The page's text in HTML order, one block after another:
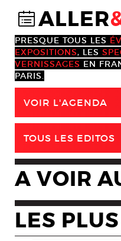
@ALLER
PRESQUE TOUS LES
EXPOSITIONS, LES
VERNISSAGES EN
PARIS.
VOIR L'AGENDA
TOUS LES EDITOS
A VOIR
LES